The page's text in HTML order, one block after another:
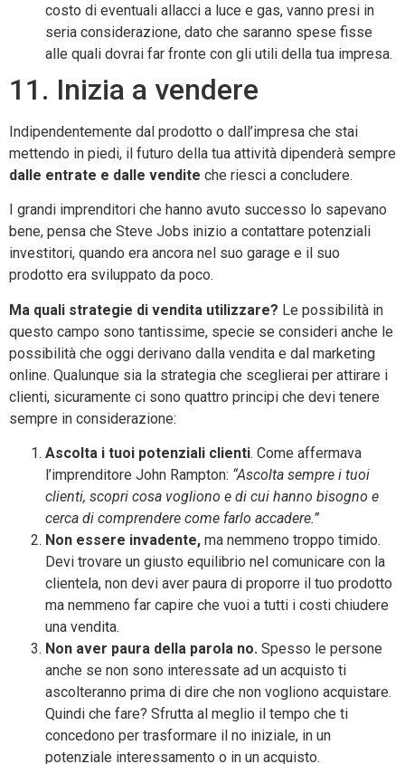
costo di eventuali allacci a luce e gas, vanno presi in
seria considerazione, dato che saranno spese fisse
alle quali dovrai far fronte con gli utili della tua impresa.
11. Inizia a vendere
Indipendentemente dal prodotto o dall’impresa che stai
mettendo in piedi, il futuro della tua attività dipenderà sempre
dalle entrate e dalle vendite che riesci a concludere.
I grandi imprenditori che hanno avuto successo lo sapevano
bene, pensa che Steve Jobs inizio a contattare potenziali
investitori, quando era ancora nel suo garage e il suo
prodotto era sviluppato da poco.
Ma quali strategie di vendita utilizzare? Le possibilità in
questo campo sono tantissime, specie se consideri anche le
possibilità che oggi derivano dalla vendita e dal marketing
online. Qualunque sia la strategia che sceglierai per attirare i
clienti, sicuramente ci sono quattro principi che devi tenere
sempre in considerazione:
Ascolta i tuoi potenziali clienti. Come affermava
l’imprenditore John Rampton: “Ascolta sempre i tuoi
clienti, scopri cosa vogliono e di cui hanno bisogno e
cerca di comprendere come farlo accadere.”
Non essere invadente, ma nemmeno troppo timido.
Devi trovare un giusto equilibrio nel comunicare con la
clientela, non devi aver paura di proporre il tuo prodotto
ma nemmeno far capire che vuoi a tutti i costi chiudere
una vendita.
Non aver paura della parola no. Spesso le persone
anche se non sono interessate ad un acquisto ti
ascolteranno prima di dire che non vogliono acquistare.
Quindi che fare? Sfrutta al meglio il tempo che ti
concedono per trasformare il no iniziale, in un
potenziale interessamento o in un acquisto.